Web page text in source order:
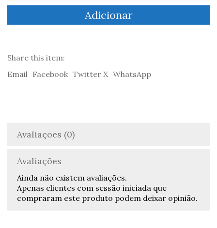
Desenho
Deusa
Adicionar
Share this item:
Email Facebook Twitter X WhatsApp
Avaliações (0)
Avaliações
Ainda não existem avaliações.
Apenas clientes com sessão iniciada que
compraram este produto podem deixar opinião.